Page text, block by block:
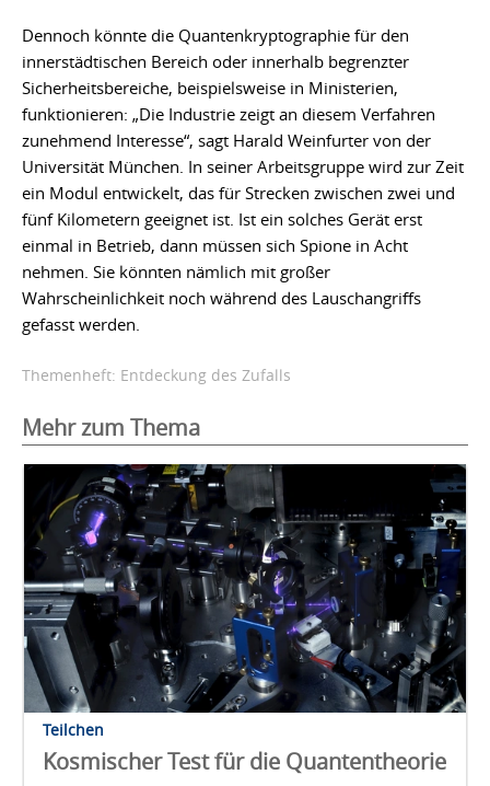
Dennoch könnte die Quantenkryptographie für den
innerstädtischen Bereich oder innerhalb begrenzter
Sicherheitsbereiche, beispielsweise in Ministerien,
funktionieren: „Die Industrie zeigt an diesem Verfahren
zunehmend Interesse“, sagt Harald Weinfurter von der
Universität München. In seiner Arbeitsgruppe wird zur Zeit
ein Modul entwickelt, das für Strecken zwischen zwei und
fünf Kilometern geeignet ist. Ist ein solches Gerät erst
einmal in Betrieb, dann müssen sich Spione in Acht
nehmen. Sie könnten nämlich mit großer
Wahrscheinlichkeit noch während des Lauschangriffs
gefasst werden.
Themenheft: Entdeckung des Zufalls
Mehr zum Thema
Teilchen
Kosmischer Test für die Quantentheorie